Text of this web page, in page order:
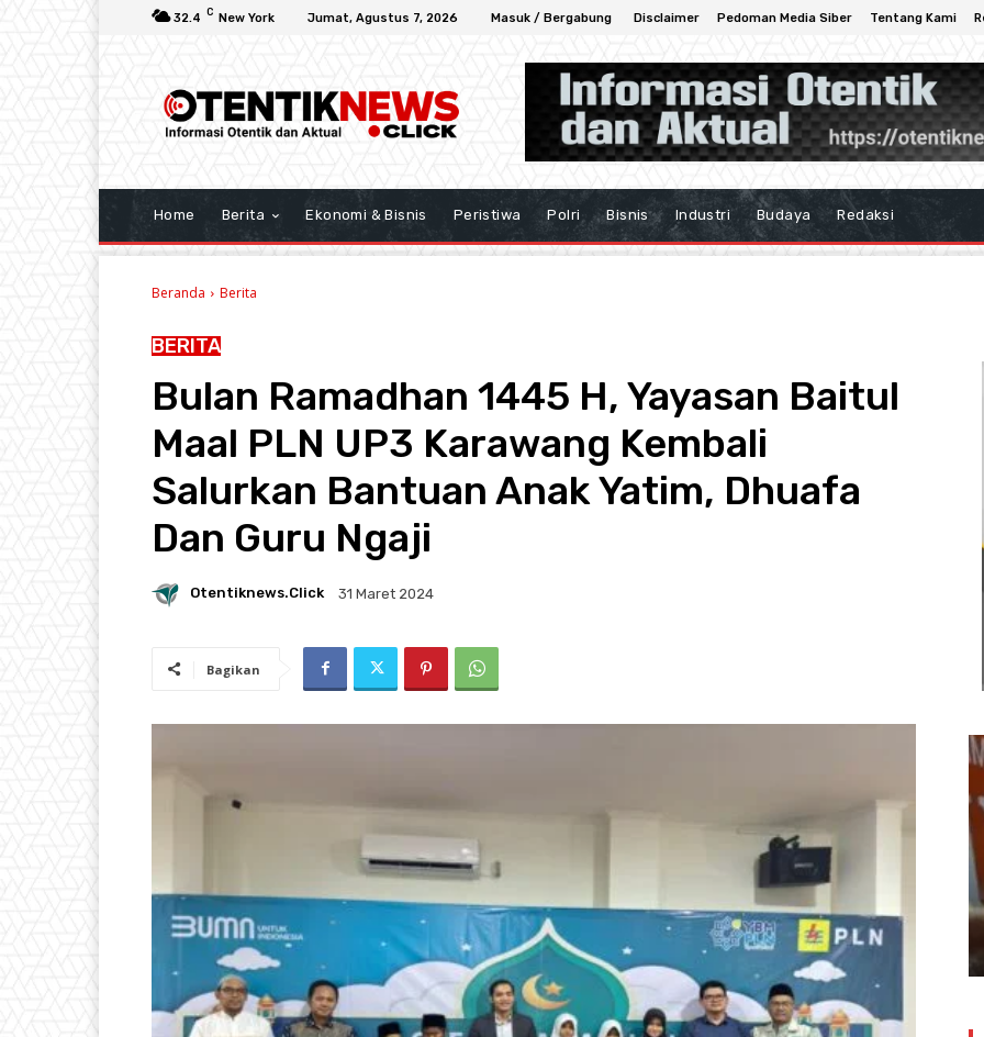
32.4 C New York Jumat, Agustus 7, 2026 Masuk / Bergabung Disclaimer Pedoman Media Siber Tentang Kami
Home Berita Ekonomi & Bisnis Peristiwa Polri Bisnis Industri Budaya Redaksi
Beranda Berita
BERITA
Bulan Ramadhan 1445 H, Yayasan Baitul
Maal PLN UP3 Karawang Kembali
Salurkan Bantuan Anak Yatim, Dhuafa
Dan Guru Ngaji
Otentiknews.click 31 Maret 2024
Bagikan
Usut Keras Tawuran Remaja di
Klari, Polres Karawang Lakukan
Olah TKP dan Buru Pelaku
22 Juli 2026